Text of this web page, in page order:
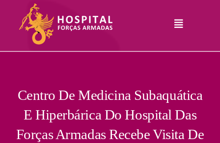
content
Toggle
Serviços
Comunicação
Junte-Se A Nós
Centro De Medicina Subaquática
E Hiperbárica Do Hospital Das
Forças Armadas Recebe Visita De